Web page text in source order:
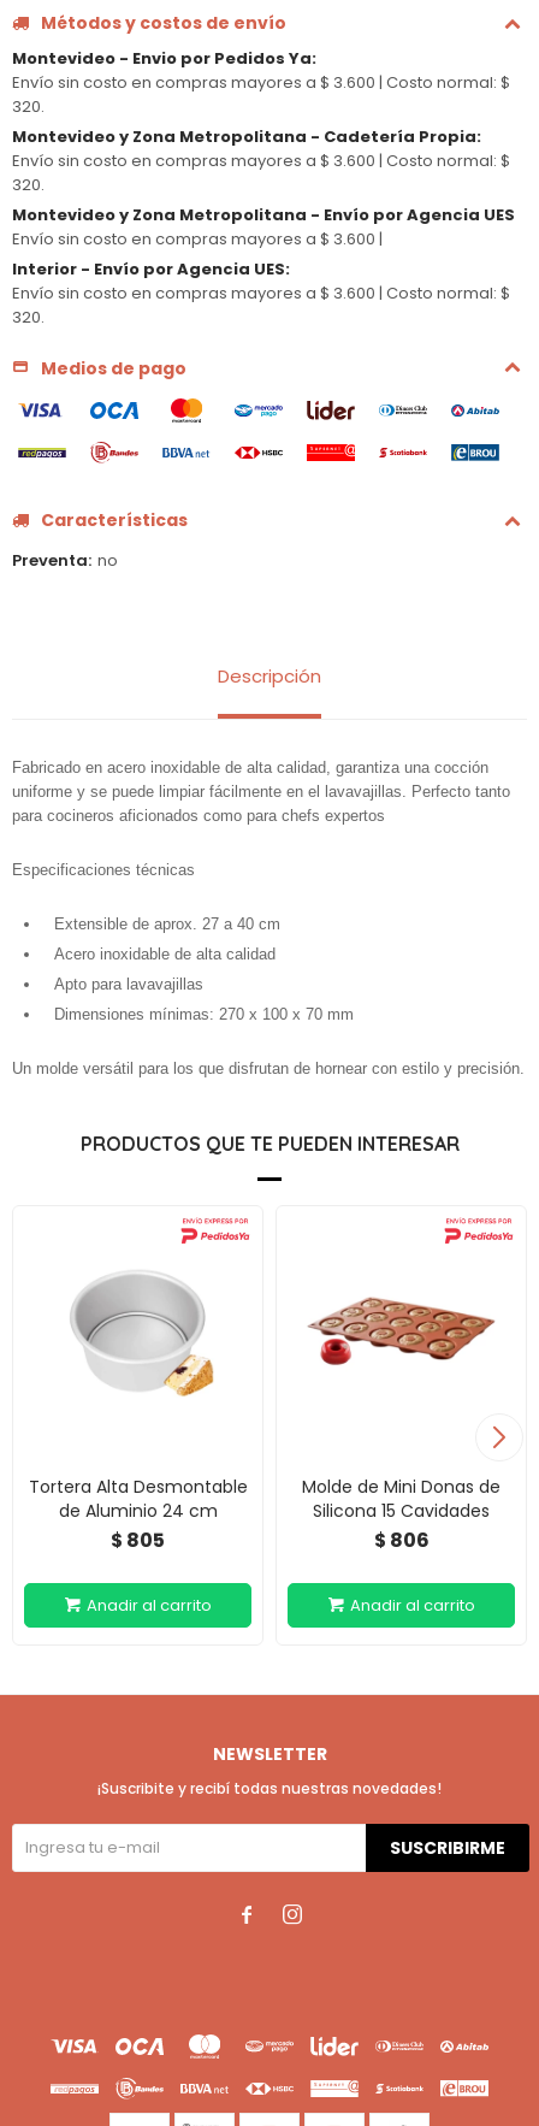
Métodos y costos de envío
Montevideo - Envio por Pedidos Ya:
Envío sin costo en compras mayores a $ 3.600 | Costo normal: $
320.
Montevideo y Zona Metropolitana - Cadetería Propia:
Envío sin costo en compras mayores a $ 3.600 | Costo normal: $
320.
Montevideo y Zona Metropolitana - Envío por Agencia UES
Envío sin costo en compras mayores a $ 3.600 |
Interior - Envío por Agencia UES:
Envío sin costo en compras mayores a $ 3.600 | Costo normal: $
320.
Medios de pago
Características
Preventa no
Descripción
Fabricado en acero inoxidable de alta calidad, garantiza una cocción
uniforme y se puede limpiar fácilmente en el lavavajillas. Perfecto tanto
para cocineros aficionados como para chefs expertos
Especificaciones técnicas
Extensible de aprox. 27 a 40 cm
Acero inoxidable de alta calidad
Apto para lavavajillas
Dimensiones mínimas: 270 x 100 x 70 mm
Un molde versátil para los que disfrutan de hornear con estilo y precisión.
PRODUCTOS QUE TE PUEDEN INTERESAR
Tortera Alta Desmontable
de Aluminio 24 cm
$ 805
Molde de Mini Donas de
Silicona 15 Cavidades
$ 806
NEWSLETTER
¡Suscribite y recibí todas nuestras novedades!
SUSCRIBIRME
 